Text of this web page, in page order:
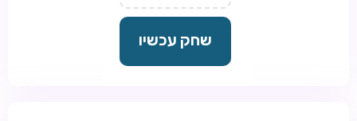
שחק עכשיו